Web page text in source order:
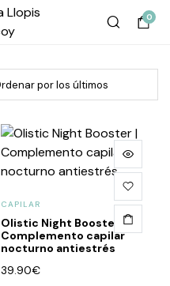
0
CAPILAR
Olistic Night Booster |
Complemento capilar
nocturno antiestrés
39.90€